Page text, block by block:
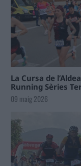
La Cursa de
Running Sèries
09 maig 2026